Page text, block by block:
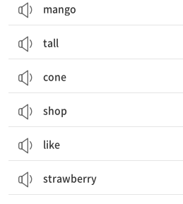
mango
tall
cone
shop
like
strawberry